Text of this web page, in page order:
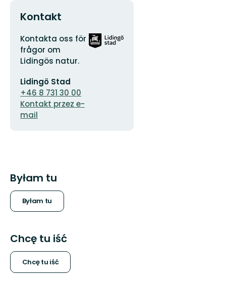
Kontakt
Adres
Kontakta oss för
frågor om
Lidingös natur.
e-
mail
Lidingö Stad
+46 8 731 30 00
Kontakt przez e-
mail
Logotyp
organizacji
Byłam tu
Byłam tu
Chcę tu iść
Chcę tu iść